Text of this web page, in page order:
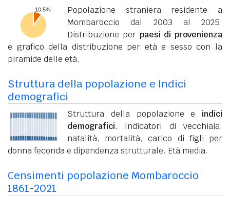
Popolazione straniera residente a
Mombaroccio dal 2003 al 2025.
Distribuzione per paesi di provenienza
e grafico della distribuzione per età e sesso con la
piramide delle età.
Struttura della popolazione e Indici
demografici
Struttura della popolazione e indici
demografici. Indicatori di vecchiaia,
natalità, mortalità, carico di figli per
donna feconda e dipendenza strutturale. Età media.
Censimenti popolazione Mombaroccio
1861-2021